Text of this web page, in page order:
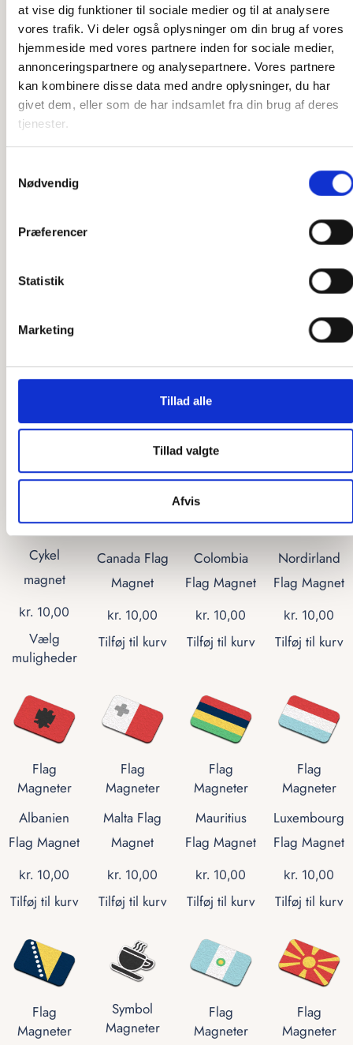
at vise dig funktioner til sociale medier og til at analysere
vores trafik. Vi deler også oplysninger om din brug af vores
hjemmeside med vores partnere inden for sociale medier,
annonceringspartnere og analysepartnere. Vores partnere
kan kombinere disse data med andre oplysninger, du har
givet dem, eller som de har indsamlet fra din brug af deres
tjenester.
Nødvendig
Præferencer
Statistik
Marketing
Tillad alle
Tillad valgte
Afvis
Magneter
Estland Flag
Magnet
kr.10,00
Tilføj til kurv
Magneter
New
Zealand Flag
Magnet
Magneter
Slovakiet
Flag Magnet
kr.10,00
Magneter
Bahamas
Flag Magnet
kr.10,00
Magneter
Magnet
kr.10,00 kr.10,00
Tilføj til kurv
kr.10,00
Tilføj til kurv
Flag
Magneter
Litauen Flag
Magnet
kr.10,00
Magneter
Cykel
magnet
kr. 10,00
Vælg
muligheder
Magneter
Canada Flag
Magnet
kr. 10,00
Tilføj til kurv
Magneter
Colombia
Flag Magnet
kr. 10,00
Tilføj til kurv
Magneter
Nordirland
Flag Magnet
kr. 10,00
Tilføj til kurv
Flag
Magneter
Albanien
Flag Magnet
kr. 10,00
Tilføj til kurv
Flag
Magneter
Malta Flag
Magnet
kr. 10,00
Tilføj til kurv
Flag
Magneter
Mauritius
Flag Magnet
kr. 10,00
Tilføj til kurv
Flag
Magneter
Luxembourg
Flag Magnet
kr. 10,00
Tilføj til kurv
Flag
Magneter
Symbol
Magneter
Flag
Magneter
Flag
Magneter